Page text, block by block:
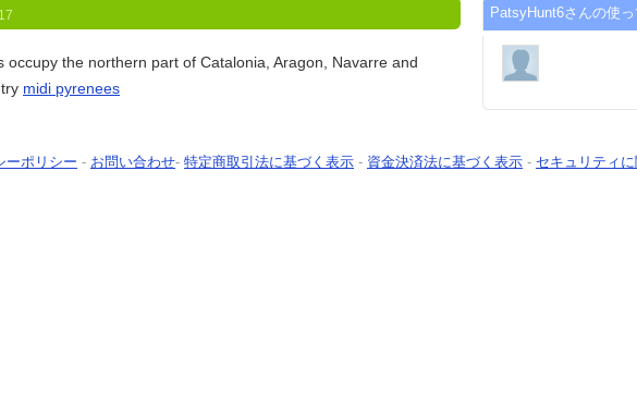
occupy the northern part of Catalonia, Aragon, Navarre and
midi pyrenees
PatsyHunt6さんの使
ーポリシー - お問い合わせ- 特定商取引法に基づく表示 - 資金決済法に基づく表示 - セキュリティ